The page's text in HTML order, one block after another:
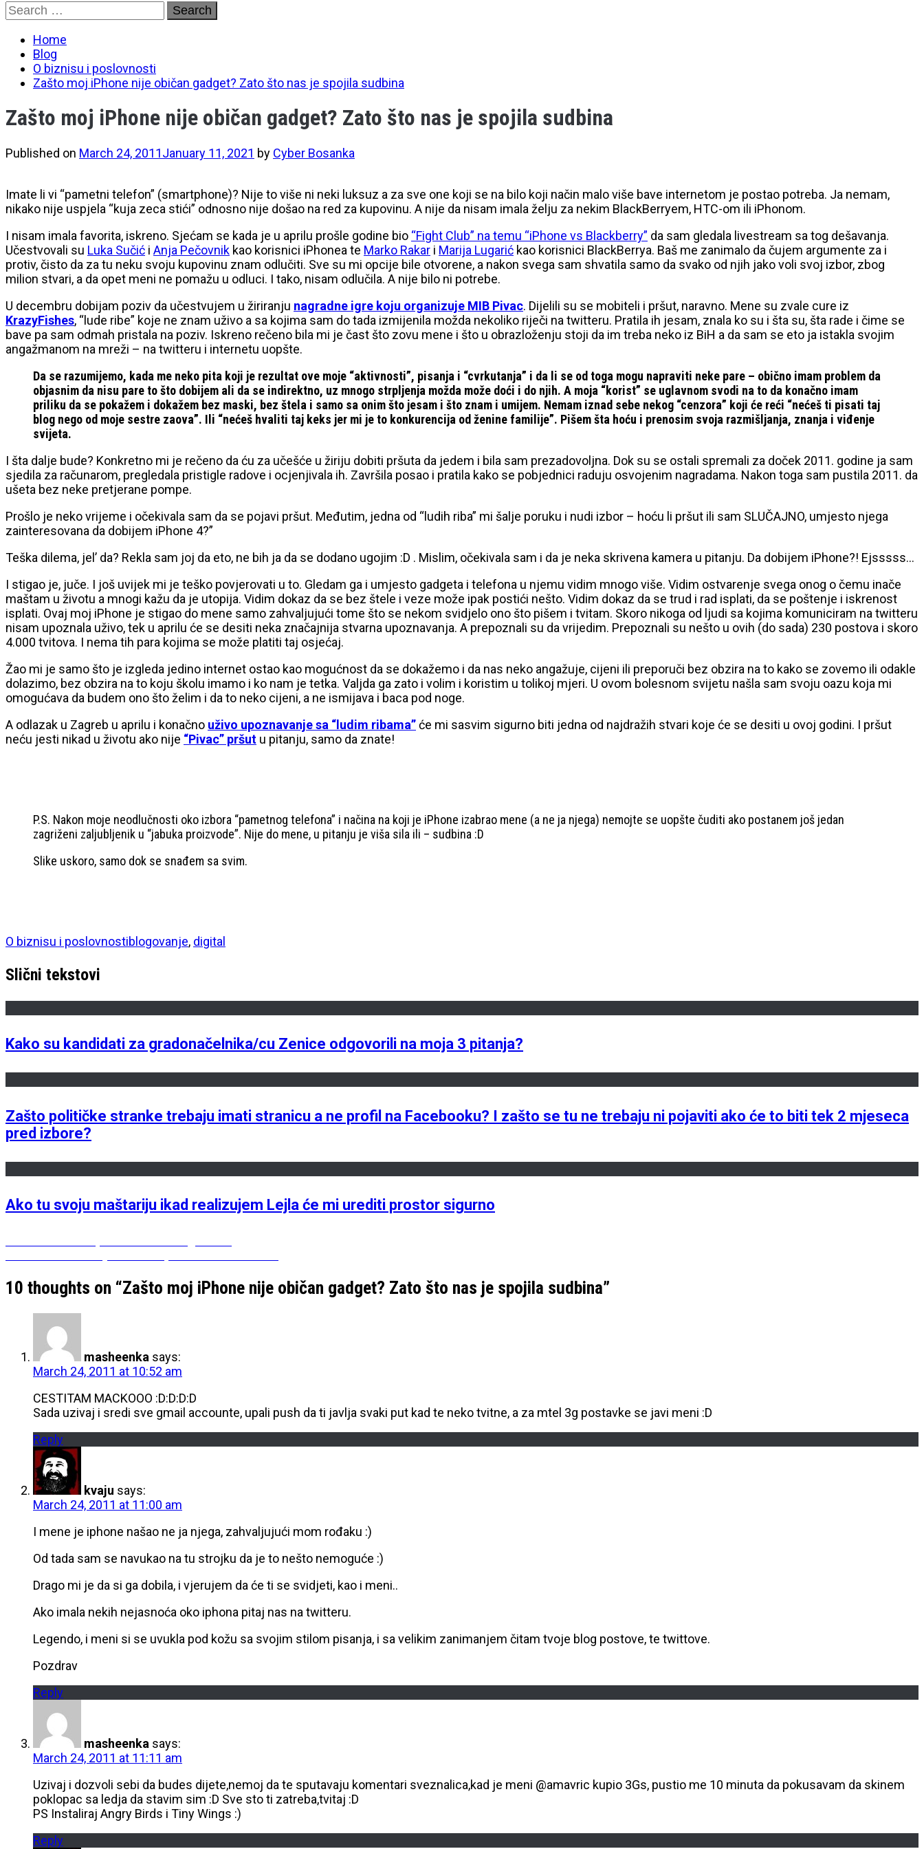
Skip
to
content
Search
for:
Home
Blog
O biznisu i poslovnosti
Zašto moj iPhone nije običan gadget? Zato što nas je spojila sudbina
Zašto moj iPhone nije običan gadget? Zato što nas je spojila sudbina
Published on March 24, 2011January 11, 2021 by Cyber Bosanka
Imate li vi “pametni telefon” (smartphone)? Nije to više ni neki luksuz a za sve one koji se na bilo koji način malo više bave internetom je postao potreba. Ja nemam,
nikako nije uspjela “kuja zeca stići” odnosno nije došao na red za kupovinu. A nije da nisam imala želju za nekim BlackBerryem, HTC-om ili iPhonom.
I nisam imala favorita, iskreno. Sjećam se kada je u aprilu prošle godine bio “Fight Club” na temu “iPhone vs Blackberry” da sam gledala livestream sa tog dešavanja.
Učestvovali su Luka Sučić i Anja Pečovnik kao korisnici iPhonea te Marko Rakar i Marija Lugarić kao korisnici BlackBerrya. Baš me zanimalo da čujem argumente za i
protiv, čisto da za tu neku svoju kupovinu znam odlučiti. Sve su mi opcije bile otvorene, a nakon svega sam shvatila samo da svako od njih jako voli svoj izbor, zbog
milion stvari, a da opet meni ne pomažu u odluci. I tako, nisam odlučila. A nije bilo ni potrebe.
U decembru dobijam poziv da učestvujem u žiriranju nagradne igre koju organizuje MIB Pivac. Dijelili su se mobiteli i pršut, naravno. Mene su zvale cure iz
KrazyFishes, “lude ribe” koje ne znam uživo a sa kojima sam do tada izmijenila možda nekoliko riječi na twitteru. Pratila ih jesam, znala ko su i šta su, šta rade i čime se
bave pa sam odmah pristala na poziv. Iskreno rečeno bila mi je čast što zovu mene i što u obrazloženju stoji da im treba neko iz BiH a da sam se eto ja istakla svojim
angažmanom na mreži – na twitteru i internetu uopšte.
Da se razumijemo, kada me neko pita koji je rezultat ove moje “aktivnosti”, pisanja i “cvrkutanja” i da li se od toga mogu napraviti neke pare – obično imam problem da
objasnim da nisu pare to što dobijem ali da se indirektno, uz mnogo strpljenja možda može doći i do njih. A moja “korist” se uglavnom svodi na to da konačno imam
priliku da se pokažem i dokažem bez maski, bez štela i samo sa onim što jesam i što znam i umijem. Nemam iznad sebe nekog “cenzora” koji će reći “nećeš ti pisati taj
blog nego od moje sestre zaova”. Ili “nećeš hvaliti taj keks jer mi je to konkurencija od ženine familije”. Pišem šta hoću i prenosim svoja razmišljanja, znanja i viđenje
svijeta.
I šta dalje bude? Konkretno mi je rečeno da ću za učešće u žiriju dobiti pršuta da jedem i bila sam prezadovoljna. Dok su se ostali spremali za doček 2011. godine ja sam
sjedila za računarom, pregledala pristigle radove i ocjenjivala ih. Završila posao i pratila kako se pobjednici raduju osvojenim nagradama. Nakon toga sam pustila 2011. da
ušeta bez neke pretjerane pompe.
Prošlo je neko vrijeme i očekivala sam da se pojavi pršut. Međutim, jedna od “ludih riba” mi šalje poruku i nudi izbor – hoću li pršut ili sam SLUČAJNO, umjesto njega
zainteresovana da dobijem iPhone 4?”
Teška dilema, jel’ da? Rekla sam joj da eto, ne bih ja da se dodano ugojim :D . Mislim, očekivala sam i da je neka skrivena kamera u pitanju. Da dobijem iPhone?! Ejsssss…
I stigao je, juče. I još uvijek mi je teško povjerovati u to. Gledam ga i umjesto gadgeta i telefona u njemu vidim mnogo više. Vidim ostvarenje svega onog o čemu inače
maštam u životu a mnogi kažu da je utopija. Vidim dokaz da se bez štele i veze može ipak postići nešto. Vidim dokaz da se trud i rad isplati, da se poštenje i iskrenost
isplati. Ovaj moj iPhone je stigao do mene samo zahvaljujući tome što se nekom svidjelo ono što pišem i tvitam. Skoro nikoga od ljudi sa kojima komuniciram na twitteru
nisam upoznala uživo, tek u aprilu će se desiti neka značajnija stvarna upoznavanja. A prepoznali su da vrijedim. Prepoznali su nešto u ovih (do sada) 230 postova i skoro
4.000 tvitova. I nema tih para kojima se može platiti taj osjećaj.
Žao mi je samo što je izgleda jedino internet ostao kao mogućnost da se dokažemo i da nas neko angažuje, cijeni ili preporuči bez obzira na to kako se zovemo ili odakle
dolazimo, bez obzira na to koju školu imamo i ko nam je tetka. Valjda ga zato i volim i koristim u tolikoj mjeri. U ovom bolesnom svijetu našla sam svoju oazu koja mi
omogućava da budem ono što želim i da to neko cijeni, a ne ismijava i baca pod noge.
A odlazak u Zagreb u aprilu i konačno uživo upoznavanje sa “ludim ribama”će mi sasvim sigurno biti jedna od najdražih stvari koje će se desiti u ovoj godini. I pršut
neću jesti nikad u životu ako nije “Pivac” pršut u pitanju, samo da znate!
P.S. Nakon moje neodlučnosti oko izbora “pametnog telefona” i načina na koji je iPhone izabrao mene (a ne ja njega) nemojte se uopšte čuditi ako postanem još jedan
zagriženi zaljubljenik u “jabuka proizvode”. Nije do mene, u pitanju je viša sila ili – sudbina :D
Slike uskoro, samo dok se snađem sa svim.
O biznisu i poslovnostiblogovanje, digital
Slični tekstovi
Kako su kandidati za gradonačelnika/cu Zenice odgovorili na moja 3 pitanja?
Zašto političke stranke trebaju imati stranicu a ne profil na Facebooku? I zašto se tu ne trebaju ni pojaviti ako će to biti tek 2 mjeseca
pred izbore?
Ako tu svoju maštariju ikad realizujem Lejla će mi urediti prostor sigurno
Post
navigation
10 thoughts on “Zašto moj iPhone nije običan gadget? Zato što nas je spojila sudbina”
masheenka says:
March 24, 2011 at 10:52 am
CESTITAM MACKOOO :D:D:D:D
Sada uzivaj i sredi sve gmail accounte, upali push da ti javlja svaki put kad te neko tvitne, a za mtel 3g postavke se javi meni :D
Reply
kvaju says:
March 24, 2011 at 11:00 am
I mene je iphone našao ne ja njega, zahvaljujući mom rođaku :)
Od tada sam se navukao na tu strojku da je to nešto nemoguće :)
Drago mi je da si ga dobila, i vjerujem da će ti se svidjeti, kao i meni..
Ako imala nekih nejasnoća oko iphona pitaj nas na twitteru.
Legendo, i meni si se uvukla pod kožu sa svojim stilom pisanja, i sa velikim zanimanjem čitam tvoje blog postove, te twittove.
Pozdrav
Reply
masheenka says:
March 24, 2011 at 11:11 am
Uzivaj i dozvoli sebi da budes dijete,nemoj da te sputavaju komentari sveznalica,kad je meni @amavric kupio 3Gs, pustio me 10 minuta da pokusavam da skinem
poklopac sa ledja da stavim sim :D Sve sto ti zatreba,tvitaj :D
PS Instaliraj Angry Birds i Tiny Wings :)
Reply